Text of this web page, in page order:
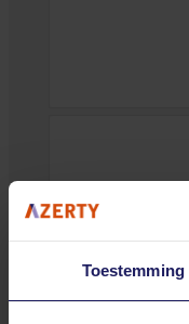
Toestemming